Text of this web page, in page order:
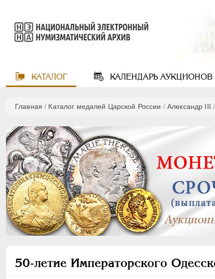
КАТАЛОГ КАЛЕНДАРЬАУКЦИОНОВ
Главная / Каталог медалей Царской России /Александр III
50-летие Императорского